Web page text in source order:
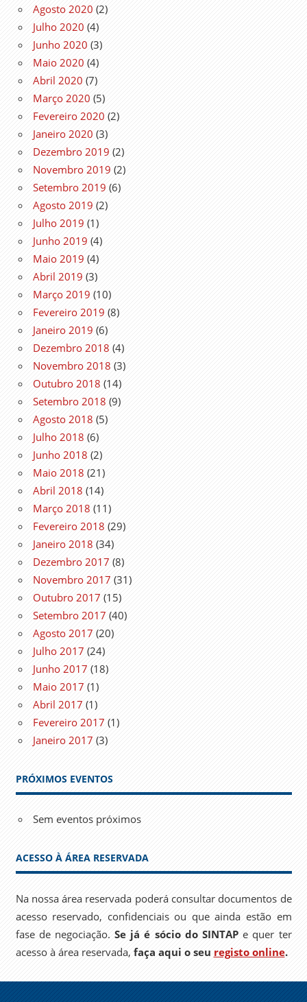
Agosto 2020 (2)
Julho 2020 (4)
Junho 2020 (3)
Maio 2020 (4)
Abril 2020 (7)
Março 2020 (5)
Fevereiro 2020 (2)
Janeiro 2020 (3)
Dezembro 2019 (2)
Novembro 2019 (2)
Setembro 2019 (6)
Agosto 2019 (2)
Julho 2019 (1)
Junho 2019 (4)
Maio 2019 (4)
Abril 2019 (3)
Março 2019 (10)
Fevereiro 2019 (8)
Janeiro 2019 (6)
Dezembro 2018 (4)
Novembro 2018 (3)
Outubro 2018 (14)
Setembro 2018 (9)
Agosto 2018 (5)
Julho 2018 (6)
Junho 2018 (2)
Maio 2018 (21)
Abril 2018 (14)
Março 2018 (11)
Fevereiro 2018 (29)
Janeiro 2018 (34)
Dezembro 2017 (8)
Novembro 2017 (31)
Outubro 2017 (15)
Setembro 2017 (40)
Agosto 2017 (20)
Julho 2017 (24)
Junho 2017 (18)
Maio 2017 (1)
Abril 2017 (1)
Fevereiro 2017 (1)
Janeiro 2017 (3)
PRÓXIMOS EVENTOS
Sem eventos próximos
ACESSO À ÁREA RESERVADA
Na nossa área reservada poderá consultar documentos de
acesso reservado, confidenciais ou que ainda estão em
fase de negociação.Se já é sócio do SINTAPe quer ter
acesso à área reservada, faça aqui o seu registo online.